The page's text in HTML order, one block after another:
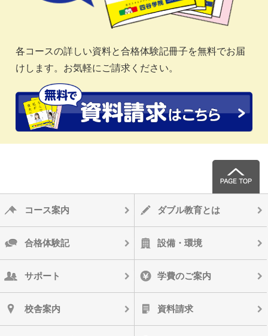
各コースの詳しい資料と合格体験記冊子を無料でお届
けします。お気軽にご請求ください。
コース案内 ダブル教育とは
合格体験記 設備・環境
サポート 学費のご案内
校舎案内 資料請求